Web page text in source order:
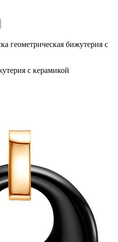
геометрическая бижутерия с
с керамикой